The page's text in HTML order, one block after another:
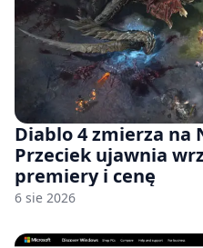
Diablo 4 zmierza na
Przeciek ujawnia
premiery i cenę
6 sie 2026